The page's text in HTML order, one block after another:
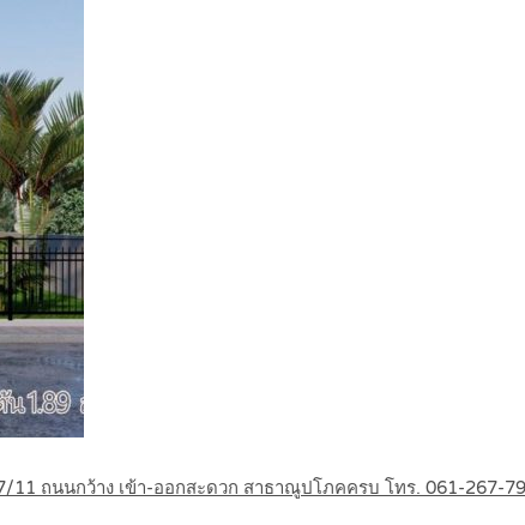
11 ถนนกว้าง เข้า-ออกสะดวก สาธาณูปโภคครบ โทร. 061-267-